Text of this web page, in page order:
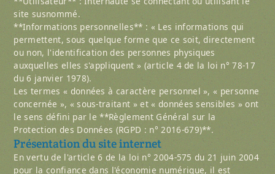
site susnommé.
**Informations personnelles** : « Les informations qui
permettent, sous quelque forme que ce soit, directement
ou non, l'identification des personnes physiques
auxquelles elles s'appliquent » (article 4 de la loi n° 78-17
du 6 janvier 1978).
Les termes « données à caractère personnel », « personne
concernée », « sous-traitant » et « données sensibles » ont
le sens défini par le **Règlement Général sur la
Protection des Données (RGPD : n° 2016-679)**.
Présentation du site internet
En vertu de l'article 6 de la loi n° 2004-575 du 21 juin 2004
pour la confiance dans l'économie numérique, il est